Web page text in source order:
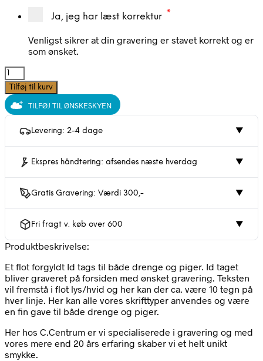
Ja, jeg har læst korrektur *
Venligst sikrer at din gravering er stavet korrekt og er
som ønsket.
Kadaverskilt-
ID
tag,
20x14mm,
Forgyldt
sølv
antal
Tilføj til kurv
TILFØJ TIL ØNSKESKYEN
Levering: 2-4 dage ▼
Ekspres håndtering: afsendes næste hverdag ▼
Gratis Gravering: Værdi 300,- ▼
Fri fragt v. køb over 600 ▼
Produktbeskrivelse:
Et flot forgyldt Id tags til både drenge og piger. Id taget
bliver graveret på forsiden med ønsket gravering. Teksten
vil fremstå i flot lys/hvid og her kan der ca. være 10 tegn på
hver linje. Her kan alle vores skrifttyper anvendes og være
en fin gave til både drenge og piger.
Her hos C.Centrum er vi specialiserede i gravering og med
vores mere end 20 års erfaring skaber vi et helt unikt
smykke.